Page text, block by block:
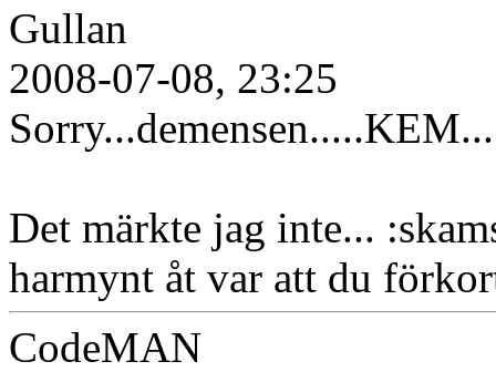
Gullan
2008-07-08, 23:25
Det märkte jag inte...
harmynt åt var att du
CodeMAN